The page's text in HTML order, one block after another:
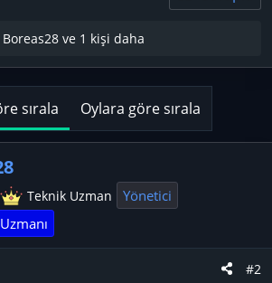
Boreas28 ve 1 kişi daha
sırala Oylara göre sırala
Teknik Uzman
Yönetici
#2